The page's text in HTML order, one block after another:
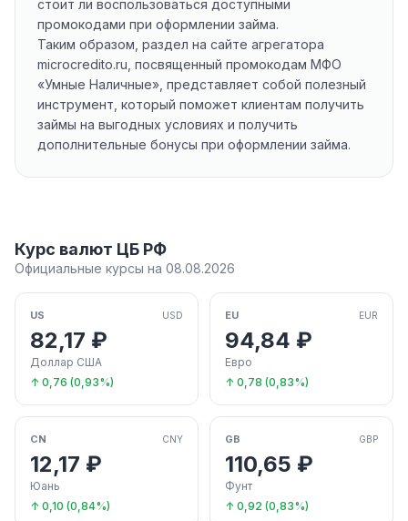
стоит ли воспользоваться доступными
промокодами при оформлении займа.
Таким образом, раздел на сайте агрегатора
microcredito.ru, посвященный промокодам МФО
«Умные Наличные», представляет собой полезный
инструмент, который поможет клиентам получить
займы на выгодных условиях и получить
дополнительные бонусы при оформлении займа.
Курс валют ЦБ РФ
Официальные курсы на 08.08.2026
US USD
82,17 ₽
Доллар США
↑ 0,76 (0,93%)
EU EUR
94,84 ₽
Евро
↑ 0,78 (0,83%)
CN CNY
12,17 ₽
Юань
↑ 0,10 (0,84%)
GB GBP
110,65 ₽
Фунт
↑ 0,92 (0,83%)